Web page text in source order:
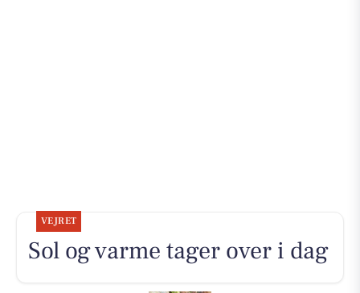
VEJRET
Sol og varme tager over i dag